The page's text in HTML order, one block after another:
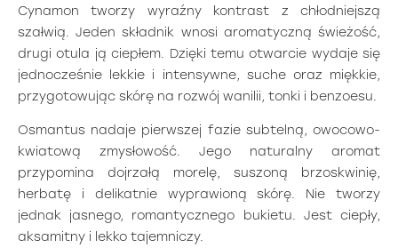
Cynamon tworzy wyraźny kontrast z chłodniejszą
szałwią. Jeden składnik wnosi aromatyczną świeżość,
drugi otula ją ciepłem. Dzięki temu otwarcie wydaje się
jednocześnie lekkie i intensywne, suche oraz miękkie,
przygotowując skórę na rozwój wanilii, tonki i benzoesu.
Osmantus nadaje pierwszej fazie subtelną, owocowo-
kwiatową zmysłowość. Jego naturalny aromat
przypomina dojrzałą morelę, suszoną brzoskwinię,
herbatę i delikatnie wyprawioną skórę. Nie tworzy
jednak jasnego, romantycznego bukietu. Jest ciepły,
aksamitny i lekko tajemniczy.